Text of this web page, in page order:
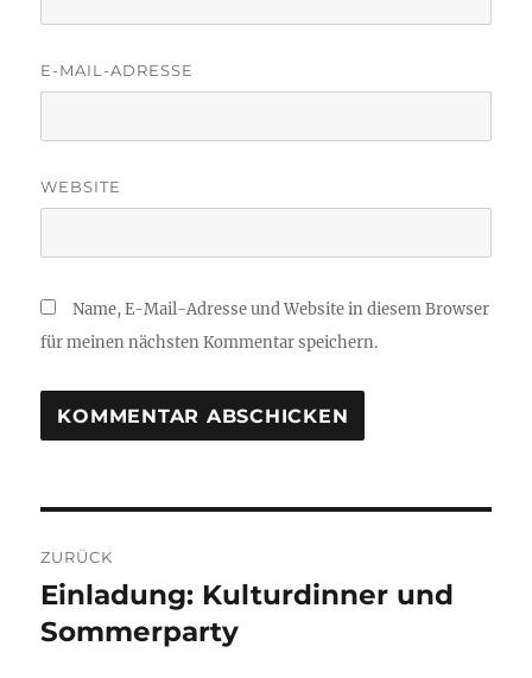
E-MAIL-ADRESSE
WEBSITE
Name, E-Mail-Adresse und Website in diesem Browser
für meinen nächsten Kommentar speichern.
ZURÜCK
Vorheriger
Beitrag:
Einladung: Kulturdinner und
Sommerparty